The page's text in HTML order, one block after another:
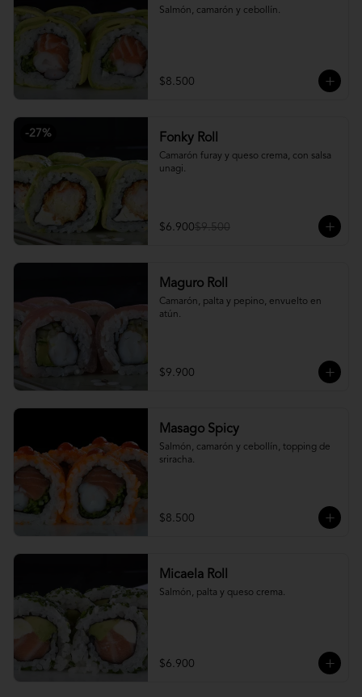
Salmón, camarón y cebollín.
$8.500
-27% Fonky Roll
Camarón furay y queso crema, con salsa
unagi.
$6.900$9.500
Maguro Roll
Camarón, palta y pepino, envuelto en
atún.
$9.900
Masago Spicy
Salmón, camarón y cebollín, topping de
sriracha.
$8.500
Micaela Roll
Salmón, palta y queso crema.
$6.900